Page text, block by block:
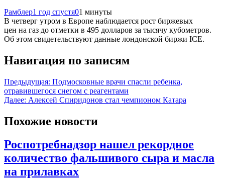
Рамблер1 год спустя01 минуты
В четверг утром в Европе наблюдается рост биржевых
цен на газ до отметки в 495 долларов за тысячу кубометров.
Об этом свидетельствуют данные лондонской биржи ICE.
Навигация по записям
Предыдущая: Подмосковные врачи спасли ребенка,
отравившегося снегом с реагентами
Далее: Алексей Спиридонов стал чемпионом Катара
Похожие новости
Роспотребнадзор нашел рекордное
количество фальшивого сыра и масла
на прилавках